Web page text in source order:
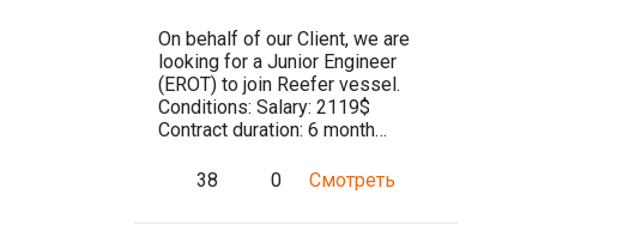
On behalf of our Client, we are
looking for a Junior Engineer
(EROT) to join Reefer vessel.
Conditions: Salary: 2119$
Contract duration: 6 month…
38 0 Смотреть